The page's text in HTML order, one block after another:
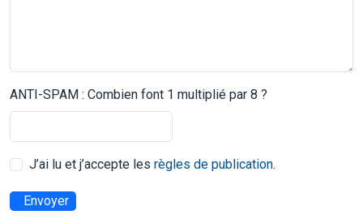
ANTI-SPAM : Combien font 1 multiplié par 8 ?
J’ai lu et j’accepte les règles de publication.
Envoyer